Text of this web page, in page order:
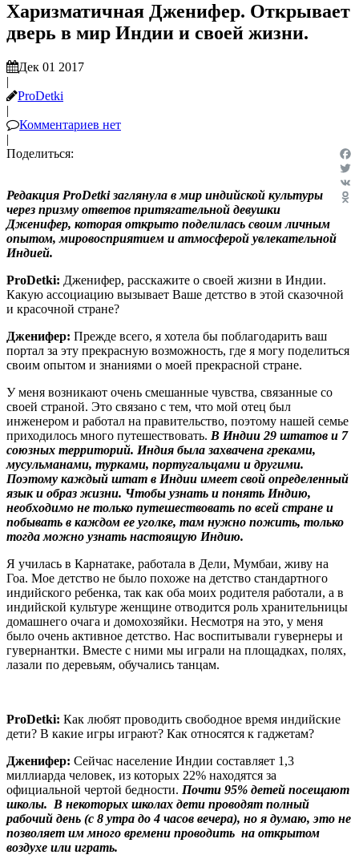
Харизматичная Дженифер. Открывает
дверь в мир Индии и своей жизни.
Дек 01 2017
|
ProDetki
|
Комментариев нет
|
Поделиться:
VK
Редакция ProDetki заглянула в мир индийской культуры
через призму ответов притягательной девушки
Дженифер, которая открыто поделилась своим личным
опытом, мировосприятием и атмосферой увлекательной
Индией.
ProDetki: Дженифер, расскажите о своей жизни в Индии.
Какую ассоциацию вызывает Ваше детство в этой сказочной
и красочной стране?
Дженифер: Прежде всего, я хотела бы поблагодарить ваш
портал за эту прекрасную возможность, где я могу поделиться
своим опытом и знаниями о моей прекрасной стране.
У меня возникают очень смешанные чувства, связанные со
своей страной. Это связано с тем, что мой отец был
инженером и работал на правительство, поэтому нашей семье
приходилось много путешествовать. В Индии 29 штатов и 7
союзных территорий. Индия была захвачена греками,
мусульманами, турками, португальцами и другими.
Поэтому каждый штат в Индии имеет свой определенный
язык и образ жизни. Чтобы узнать и понять Индию,
необходимо не только путешествовать по всей стране и
побывать в каждом ее уголке, там нужно пожить, только
тогда можно узнать настоящую Индию.
Я училась в Карнатаке, работала в Дели, Мумбаи, живу на
Гоа. Мое детство не было похоже на детство стандартного
индийского ребенка, так как оба моих родителя работали, а в
индийской культуре женщине отводится роль хранительницы
домашнего очага и домохозяйки. Несмотря на это, у меня
было очень активное детство. Нас воспитывали гувернеры и
гувернантки. Вместе с ними мы играли на площадках, полях,
лазали по деревьям, обучались танцам.
ProDetki: Как любят проводить свободное время индийские
дети? В какие игры играют? Как относятся к гаджетам?
Дженифер: Сейчас население Индии составляет 1,3
миллиарда человек, из которых 22% находятся за
официальной чертой бедности. Почти 95% детей посещают
школы. В некоторых школах дети проводят полный
рабочий день (с 8 утра до 4 часов вечера), но я думаю, это не
позволяет им много времени проводить на открытом
воздухе или играть.